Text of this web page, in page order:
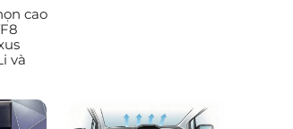
cao
và